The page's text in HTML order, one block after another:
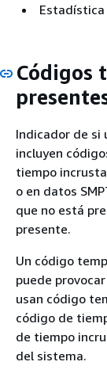
Estadística
Códigos
Indicador de si
incluyen
tiempo
o en datos
que no está
presente.
Un código
puede
usan código
código de
de tiempo
del sistema.